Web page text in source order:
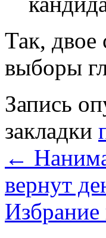
Так, двое
выборы
Запись
закладки
←
вернут
Избрание